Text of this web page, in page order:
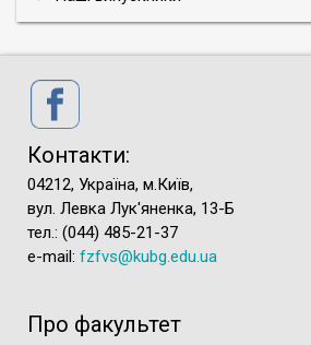
Контакти:
04212, Україна, м.Київ,
вул. Левка Лук'яненка, 13-Б
тел.: (044) 485-21-37
e-mail: fzfvs@kubg.edu.ua
Про факультет